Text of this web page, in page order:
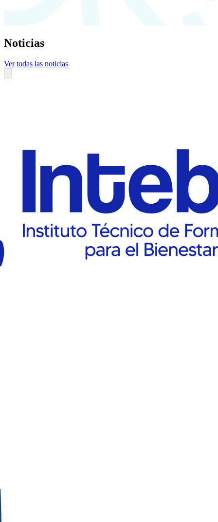
Noticias
Ver todas las noticias